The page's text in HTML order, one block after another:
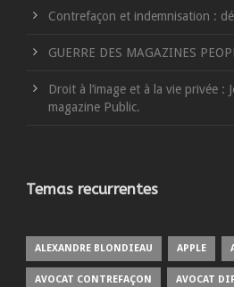
Contrefaçon et indemnisation :
GUERRE DES MAGAZINES
Droit à l’image et à la vie privée :
magazine Public.
Temas recurrentes
ALEXANDRE BLONDIEAU APPLE
AVOCAT CONTREFAÇON AVOCAT